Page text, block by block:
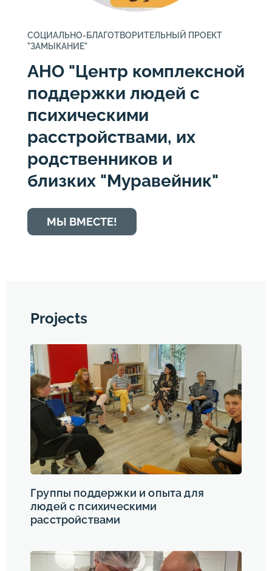
СОЦИАЛЬНО-БЛАГОТВОРИТЕЛЬНЫЙ ПРОЕКТ
"ЗАМЫКАНИЕ"
АНО "Центр комплексной
поддержки людей с
психическими
расстройствами, их
родственников и
близких "Муравейник"
МЫ ВМЕСТЕ!
Projects
Группы поддержки и опыта для
людей с психическими
расстройствами